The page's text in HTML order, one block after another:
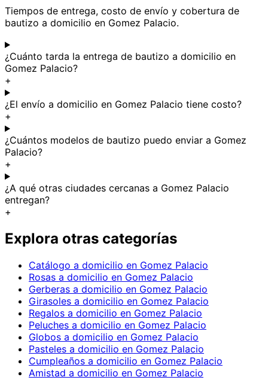
Tiempos de entrega, costo de envío y cobertura de
bautizo a domicilio en Gomez Palacio.
¿Cuánto tarda la entrega de bautizo a domicilio en
Gomez Palacio?
+
¿El envío a domicilio en Gomez Palacio tiene costo?
+
¿Cuántos modelos de bautizo puedo enviar a Gomez
Palacio?
+
¿A qué otras ciudades cercanas a Gomez Palacio
entregan?
+
Explora otras categorías
Catálogo a domicilio en Gomez Palacio
Rosas a domicilio en Gomez Palacio
Gerberas a domicilio en Gomez Palacio
Girasoles a domicilio en Gomez Palacio
Regalos a domicilio en Gomez Palacio
Peluches a domicilio en Gomez Palacio
Globos a domicilio en Gomez Palacio
Pasteles a domicilio en Gomez Palacio
Cumpleaños a domicilio en Gomez Palacio
Amistad a domicilio en Gomez Palacio